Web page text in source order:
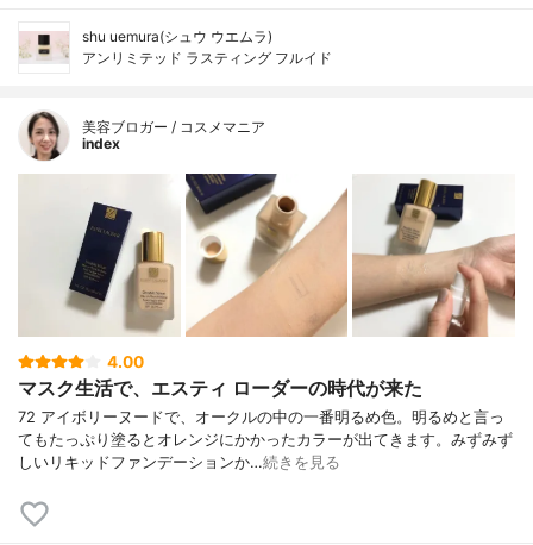
shu uemura(シュウ ウエムラ)
アンリミテッド ラスティング フルイド
美容ブロガー / コスメマニア
index
4.00
マスク生活で、エスティ ローダーの時代が来た
72 アイボリーヌードで、オークルの中の一番明るめ色。明るめと言っ
てもたっぷり塗るとオレンジにかかったカラーが出てきます。みずみず
しいリキッドファンデーションか…続きを見る